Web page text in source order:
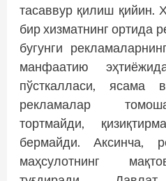
тасаввур қилиш қийин.
бир хизматнинг ортида
бугунги
манфаатию
пўсткалласи, ясама
рекламалар
тортмайди,
бермайди. Аксинча,
маҳсулотнинг